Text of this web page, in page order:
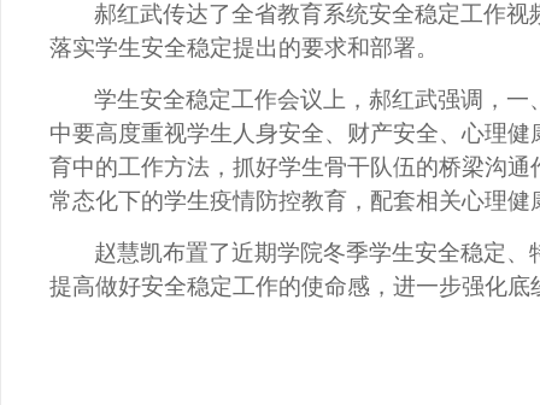
郝红武传达了全省教育系统安全稳定工作
落实学生安全稳定提出的要求和部署。
学生安全稳定工作会议上，郝红武强调，
中要高度重视学生人身安全、财产安全、心理
育中的工作方法，抓好学生骨干队伍的桥梁沟
常态化下的学生疫情防控教育，配套相关心理
赵慧凯布置了近期学院冬季学生安全稳定
提高做好安全稳定工作的使命感，进一步强化